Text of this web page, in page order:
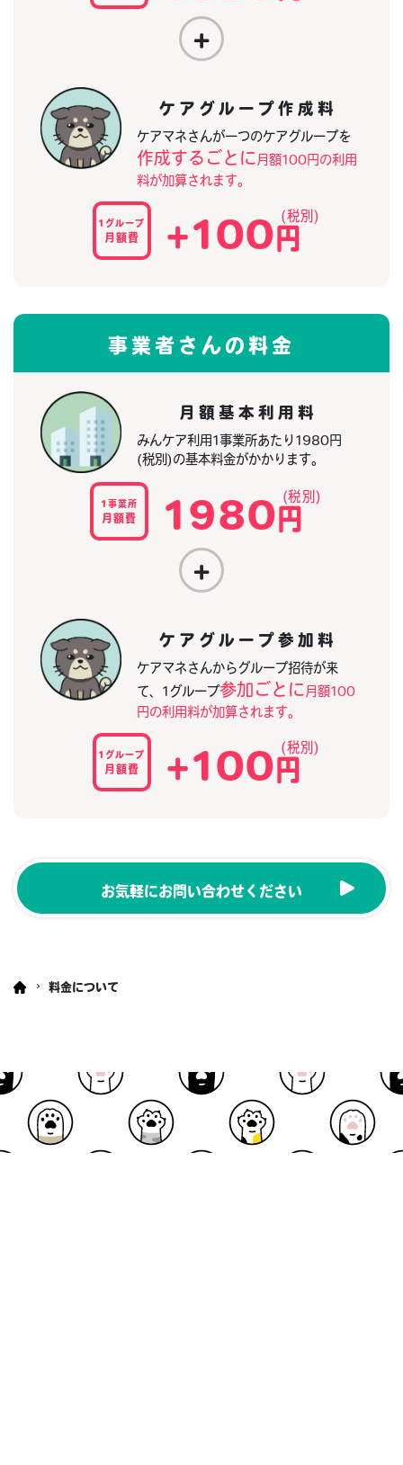
+
ケアグループ作成料
ケアマネさんが一つのケアグループを
作成するごとに 月額100円の利用
料が加算されます。
1グループ
月額費 +100 円
事業者さんの料金
月額基本利用料
みんケア利用1事業所あたり1980円
(税別)の基本料金がかかります。
1事業所
月額費 1980 円
+
ケアグループ参加料
ケアマネさんからグループ招待が来
て、1グループ参加ごとに 月額100
円の利用料が加算されます。
1グループ
月額費 +100 円
お気軽にお問い合わせください
料金について